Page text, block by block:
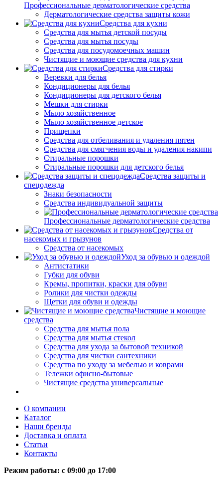
Профессиональные дерматологические средства
Дерматологические средства защиты кожи
Средства для кухни
Средства для мытья детской посуды
Средства для мытья посуды
Средства для посудомоечных машин
Чистящие и моющие средства для кухни
Средства для стирки
Веревки для белья
Кондиционеры для белья
Кондиционеры для детского белья
Мешки для стирки
Мыло хозяйственное
Мыло хозяйственное детское
Прищепки
Средства для отбеливания и удаления пятен
Средства для смягчения воды и удаления накипи
Стиральные порошки
Стиральные порошки для детского белья
Средства защиты и
спецодежда
Знаки безопасности
Средства индивидуальной защиты
Профессиональные дерматологические средства
Средства от
насекомых и грызунов
Средства от насекомых
Уход за обувью и одеждой
Антистатики
Губки для обуви
Кремы, пропитки, краски для обуви
Ролики для чистки одежды
Щетки для обуви и одежды
Чистящие и моющие
средства
Средства для мытья пола
Средства для мытья стекол
Средства для ухода за бытовой техникой
Средства для чистки сантехники
Средства по уходу за мебелью и коврами
Тележки офисно-бытовые
Чистящие средства универсальные
О компании
Каталог
Наши бренды
Доставка и оплата
Статьи
Контакты
Режим работы: c 09:00 до 17:00